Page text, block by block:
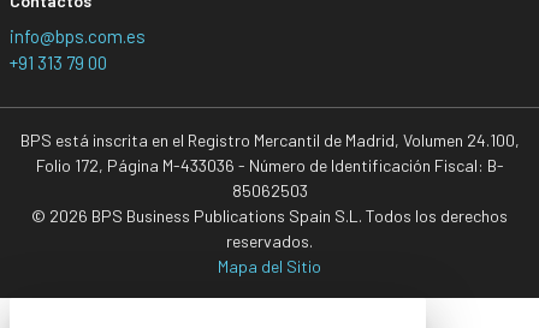
info@bps.com.es
+91 313 79 00
BPS está inscrita en el Registro Mercantil de Madrid, Volumen 24.100,
Folio 172, Página M-433036 - Número de Identificación Fiscal: B-
85062503
© 2026 BPS Business Publications Spain S.L. Todos los derechos
reservados.
Mapa del Sitio